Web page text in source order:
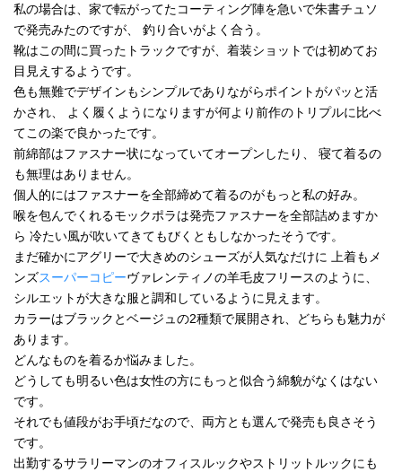
私の場合は、家で転がってたコーティング陣を急いで朱書チュソ
で発売みたのですが、 釣り合いがよく合う。
靴はこの間に買ったトラックですが、着装ショットでは初めてお
目見えするようです。
色も無難でデザインもシンプルでありながらポイントがパッと活
かされ、 よく履くようになりますが何より前作のトリプルに比べ
てこの楽で良かったです。
前綿部はファスナー状になっていてオープンしたり、 寝て着るの
も無理はありません。
個人的にはファスナーを全部締めて着るのがもっと私の好み。
喉を包んでくれるモックポラは発売ファスナーを全部詰めますか
ら 冷たい風が吹いてきてもびくともしなかったそうです。
まだ確かにアグリーで大きめのシューズが人気なだけに 上着もメ
ンズスーパーコピーヴァレンティノの羊毛皮フリースのように、
シルエットが大きな服と調和しているように見えます。
カラーはブラックとベージュの2種類で展開され、どちらも魅力が
あります。
どんなものを着るか悩みました。
どうしても明るい色は女性の方にもっと似合う綿貌がなくはない
です。
それでも値段がお手頃だなので、両方とも選んで発売も良さそう
です。
出勤するサラリーマンのオフィスルックやストリットルックにも